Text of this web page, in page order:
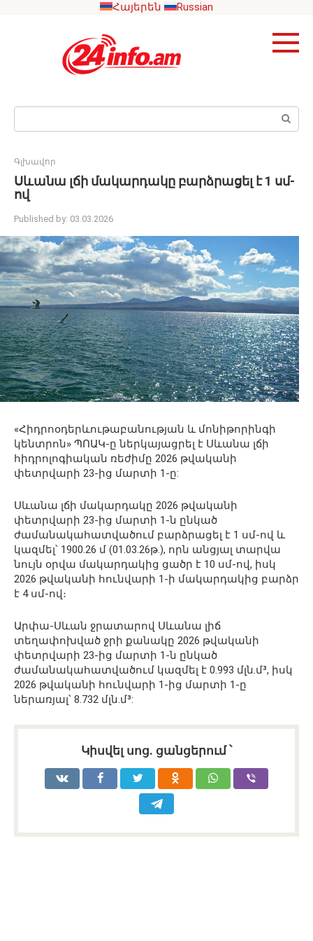
Հայերեն Russian
Search:
Գլխավոր
Սևանա լճի մակարդակը բարձրացել է 1 սմ-
ով
Published by: 03.03.2026
«Հիդրոօդերևութաբանության և մոնիթորինգի
կենտրոն» ՊՈԱԿ-ը ներկայացրել է Սևանա լճի
հիդրոլոգիական ռեժիմը 2026 թվականի
փետրվարի 23-ից մարտի 1-ը:
Սևանա լճի մակարդակը 2026 թվականի
փետրվարի 23-ից մարտի 1-ն ընկած
ժամանակահատվածում բարձրացել է 1 սմ-ով և
կազմել՝ 1900.26 մ (01.03.26թ․), որն անցյալ տարվա
նույն օրվա մակարդակից ցածր է 10 սմ-ով, իսկ
2026 թվականի հունվարի 1-ի մակարդակից բարձր
է 4 սմ-ով։
Արփա-Սևան ջրատարով Սևանա լիճ
տեղափոխված ջրի քանակը 2026 թվականի
փետրվարի 23-ից մարտի 1-ն ընկած
ժամանակահատվածում կազմել է 0.993 մլն.մ³, իսկ
2026 թվականի հունվարի 1-ից մարտի 1-ը
ներառյալ՝ 8.732 մլն.մ³:
Կիսվել սոց․ ցանցերում ՝